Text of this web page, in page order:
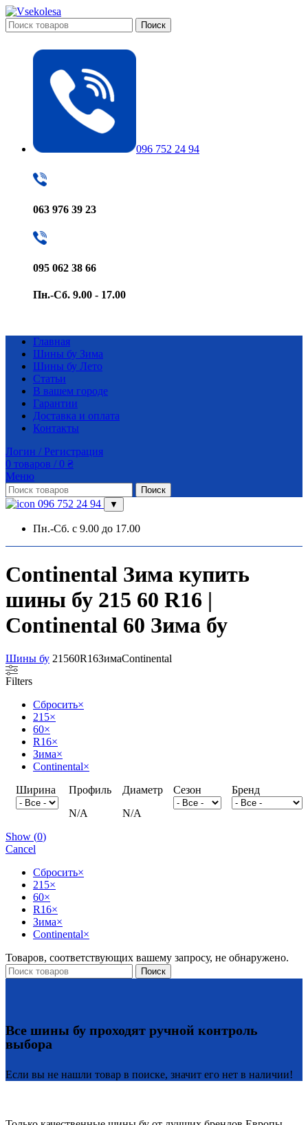
Поиск
096 752 24 94
063 976 39 23
095 062 38 66
Пн.-Сб. 9.00 - 17.00
Главная
Шины бу Зима
Шины бу Лето
Статьи
В вашем городе
Гарантии
Доставка и оплата
Контакты
Логин / Регистрация
0 товаров / 0 ₴
Меню
Поиск
096 752 24 94 ▼
Пн.-Сб. с 9.00 до 17.00
Continental Зима купить
шины бу 215 60 R16 |
Continental 60 Зима бу
Шины бу 21560R16ЗимаContinental
Filters
Сбросить×
215×
60×
R16×
Зима×
Continental×
Ширина
Профиль
N/A
Диаметр
N/A
Сезон Бренд
Show (0)
Cancel
Сбросить×
215×
60×
R16×
Зима×
Continental×
Товаров, соответствующих вашему запросу, не обнаружено.
Поиск
Все шины бу проходят ручной контроль
выбора
Если вы не нашли товар в поиске, значит его нет в наличии!